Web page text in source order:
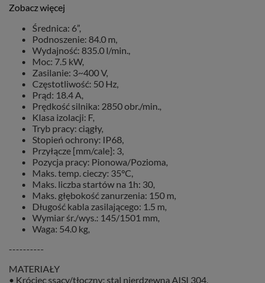
Zobacz więcej
Średnica: 6”,
Podnoszenie: 84.0 m,
Wydajność: 835.0 l/min.,
Moc: 7.5 kW,
Zasilanie: 3~400 V,
Częstotliwość: 50 Hz,
Prąd: 18.4 A,
Prędkość silnika: 2850 obr./min.,
Klasa izolacji: F,
Tryb pracy: ciągły,
Stopień ochrony: IP68,
Przyłącze [mm/cale]: 3,
Pozycja pracy: Pionowa/Pozioma,
Maks. temp. cieczy: 35°C,
Maks. liczba startów na 1h: 30,
Maks. głębokość zanurzenia: 150 m,
Długość kabla zasilającego: 1.5 m,
Wymiar śr./wys.: 145/1501 mm,
Waga: 54.0 kg,
----------
MATERIAŁY
• Króciec ssący/tłoczny: stal nierdzewna AISI 304,